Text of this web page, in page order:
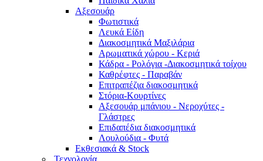
Αξεσουάρ
Φωτιστικά
Λευκά Είδη
Διακοσμητικά Μαξιλάρια
Αρωματικά χώρου - Κεριά
Κάδρα - Ρολόγια -Διακοσμητικά τοίχου
Καθρέφτες - Παραβάν
Επιτραπέζια διακοσμητικά
Στόρια-Κουρτίνες
Αξεσουάρ μπάνιου - Νεροχύτες -
Γλάστρες
Επιδαπέδια διακοσμητικά
Λουλούδια - Φυτά
Εκθεσιακά & Stock